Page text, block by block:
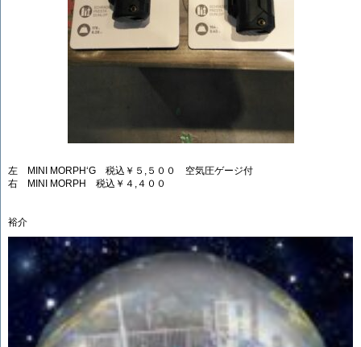
左 MINI MORPH‘G 税込￥５,５００ 空気圧ゲージ付
右 MINI MORPH 税込￥４,４００
裕介